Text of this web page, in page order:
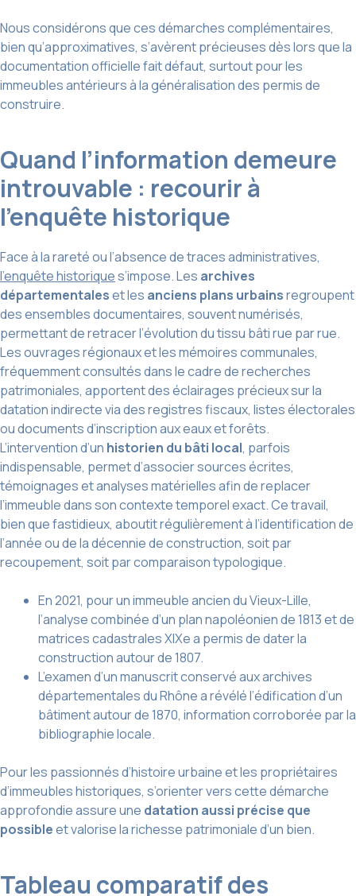
Nous considérons que ces démarches complémentaires,
bien qu’approximatives, s’avèrent précieuses dès lors que la
documentation officielle fait défaut, surtout pour les
immeubles antérieurs à la généralisation des permis de
construire.
Quand l’information demeure
introuvable : recourir à
l’enquête historique
Face à la rareté ou l’absence de traces administratives,
l’enquête historiques’impose. Les archives
départementaleset les anciens plans urbainsregroupent
des ensembles documentaires, souvent numérisés,
permettant de retracer l’évolution du tissu bâti rue par rue.
Les ouvrages régionaux et les mémoires communales,
fréquemment consultés dans le cadre de recherches
patrimoniales, apportent des éclairages précieux sur la
datation indirecte via des registres fiscaux, listes électorales
ou documents d’inscription aux eaux et forêts.
L’intervention d’un historien du bâti local, parfois
indispensable, permet d’associer sources écrites,
témoignages et analyses matérielles afin de replacer
l’immeuble dans son contexte temporel exact. Ce travail,
bien que fastidieux, aboutit régulièrement à l’identification de
l’année ou de la décennie de construction, soit par
recoupement, soit par comparaison typologique.
En 2021, pour un immeuble ancien du Vieux-Lille,
l’analyse combinée d’un plan napoléonien de 1813 et de
matrices cadastrales XIXe a permis de dater la
construction autour de 1807.
L’examen d’un manuscrit conservé aux archives
départementales du Rhône a révélé l’édification d’un
bâtiment autour de 1870, information corroborée par la
bibliographie locale.
Pour les passionnés d’histoire urbaine et les propriétaires
d’immeubles historiques, s’orienter vers cette démarche
approfondie assure une datation aussi précise que
possibleet valorise la richesse patrimoniale d’un bien.
Tableau comparatif des